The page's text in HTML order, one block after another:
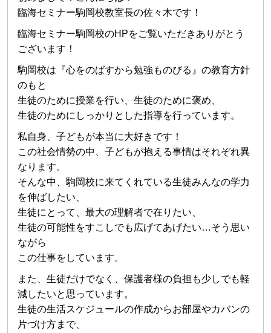
臨海セミナー駒岡校教室長の佐々木です！
臨海セミナー駒岡校のHPをご覧いただきありがとう
ございます！
駒岡校は『心をのばすから勉強ものびる』の教育方針
のもと
生徒のために授業を行い、生徒のために褒め、
生徒のためにしっかりとした指導を行っています。
私自身、子どもが本当に大好きです！
この社会情勢の中、子どもが抱える事情はそれぞれ異
なります。
そんな中、駒岡校に来てくれている生徒みんなの学力
を伸ばしたい、
生徒にとって、最大の理解者で在りたい、
生徒の可能性をすこしでも広げてあげたい…そう思い
ながら
この仕事をしています。
また、生徒だけでなく、保護者様の負担も少しでも軽
減したいと思っています。
生徒の生活スケジュールの作成からお部屋やカバンの
片づけ方まで、